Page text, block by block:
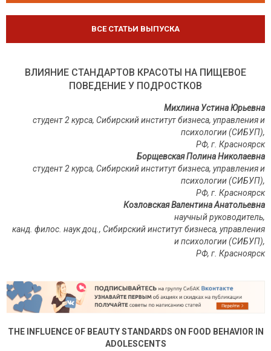
ВСЕ СТАТЬИ ВЫПУСКА
ВЛИЯНИЕ СТАНДАРТОВ КРАСОТЫ НА ПИЩЕВОЕ
ПОВЕДЕНИЕ У ПОДРОСТКОВ
Михлина Устина Юрьевна
студент 2 курса, Сибирский институт бизнеса, управления и
психологии (СИБУП),
РФ, г. Красноярск
Борщевская Полина Николаевна
студент 2 курса, Сибирский институт бизнеса, управления и
психологии (СИБУП),
РФ, г. Красноярск
Козловская Валентина Анатольевна
научный руководитель,
канд. филос. наук доц., Сибирский институт бизнеса, управления
и психологии (СИБУП),
РФ, г Красноярск
THE INFLUENCE OF BEAUTY STANDARDS ON FOOD BEHAVIOR IN
ADOLESCENTS